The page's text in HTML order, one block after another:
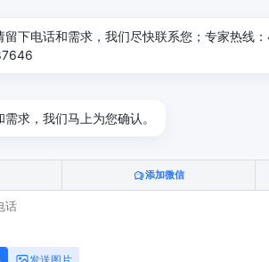
留下电话和需求，我们尽快联系您；专家热线
求，我们马上为您确认。
添加微信
发送图片